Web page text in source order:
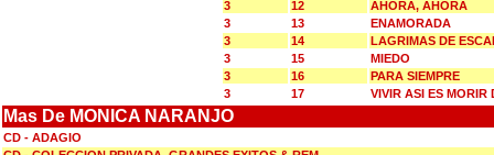
3
12
AHORA, AHORA
3
13
ENAMORADA
3
14
LAGRIMAS DE
3
15
MIEDO
3
16
PARA SIEMPRE
3
17 VIVIR ASI ES MORIR
Mas De MONICA NARANJO
CD - ADAGIO